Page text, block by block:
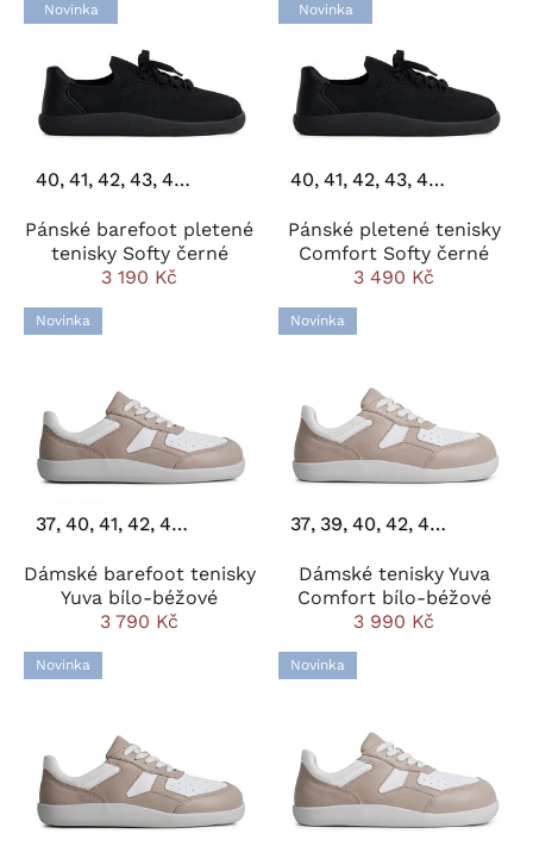
Novinka
40 41 42 43 44
Pánské barefoot pletené
tenisky Softy černé
3 190 Kč
Novinka
40 41 42 43 44
Pánské pletené tenisky
Comfort Softy černé
3 490 Kč
Novinka
37 40 41 42 43
Dámské barefoot tenisky
Yuva bílo-béžové
3 790 Kč
Novinka
37 39 40 42 43
Dámské tenisky Yuva
Comfort bílo-béžové
3 990 Kč
Novinka Novinka